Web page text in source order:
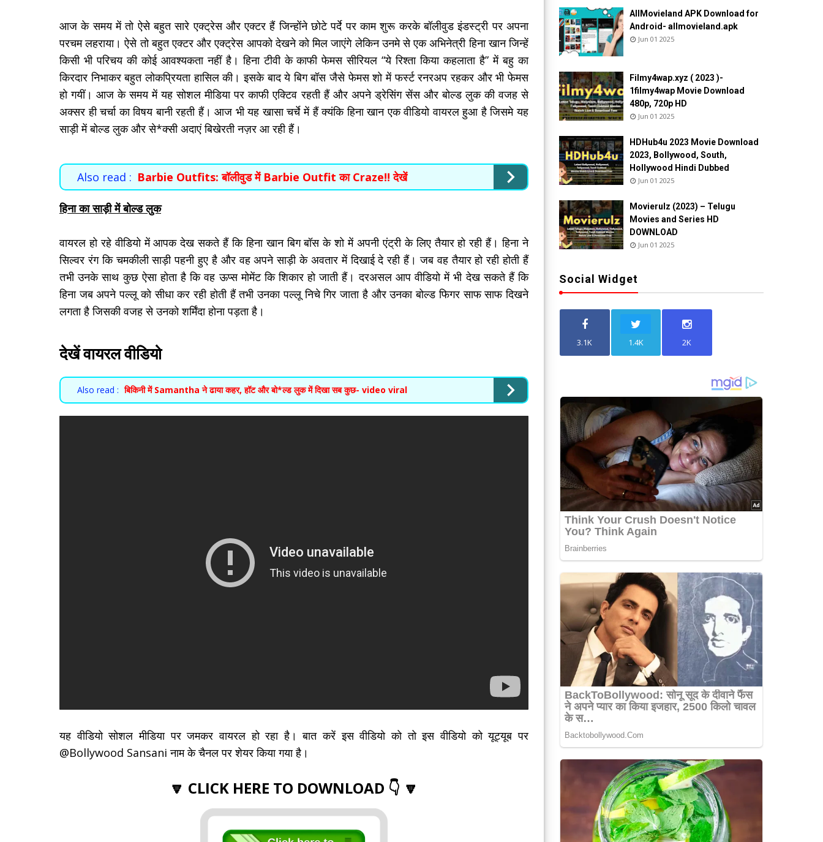
आज के समय में तो ऐसे बहुत सारे एक्ट्रेस और एक्टर हैं जिन्होंने छोटे पर्दे पर काम शुरू करके बॉलीवुड इंडस्ट्री पर अपना
परचम लहराया। ऐसे तो बहुत एक्टर और एक्ट्रेस आपको देखने को मिल जाएंगे लेकिन उनमे से एक अभिनेत्री हिना खान जिन्हें
किसी भी परिचय की कोई आवश्यकता नहीं है। हिना टीवी के काफी फेमस सीरियल “ये रिश्ता किया कहलाता है” में बहु का
किरदार निभाकर बहुत लोकप्रियता हासिल की। इसके बाद ये बिग बॉस जैसे फेमस शो में फर्स्ट रनरअप रहकर और भी फेमस
हो गयीं। आज के समय में यह सोशल मीडिया पर काफी एक्टिव रहती हैं और अपने ड्रेसिंग सेंस और बोल्ड लुक की वजह से
अक्सर ही चर्चा का विषय बानी रहती हैं। आज भी यह खासा चर्चे में हैं क्यंकि हिना खान एक वीडियो वायरल हुआ है जिसमे यह
साड़ी में बोल्ड लुक और से*क्सी अदाएं बिखेरती नज़र आ रही हैं।
Also read : Barbie Outfits: बॉलीवुड में Barbie Outfit का Craze!! देखें
हिना का साड़ी में बोल्ड लुक
वायरल हो रहे वीडियो में आपक देख सकते हैं कि हिना खान बिग बॉस के शो में अपनी एंट्री के लिए तैयार हो रही हैं। हिना ने
सिल्वर रंग कि चमकीली साड़ी पहनी हुए है और वह अपने साड़ी के अवतार में दिखाई दे रही हैं। जब वह तैयार हो रही होती हैं
तभी उनके साथ कुछ ऐसा होता है कि वह ऊप्स मोमेंट कि शिकार हो जाती हैं। दरअसल आप वीडियो में भी देख सकते हैं कि
हिना जब अपने पल्लू को सीधा कर रही होती हैं तभी उनका पल्लू निचे गिर जाता है और उनका बोल्ड फिगर साफ साफ दिखने
लगता है जिसकी वजह से उनको शर्मिंदा होना पड़ता है।
देखें वायरल वीडियो
Also read : बिकिनी में Samantha ने ढाया कहर, हॉट और बो*ल्ड लुक में दिखा सब कुछ- video viral
यह वीडियो सोशल मीडिया पर जमकर वायरल हो रहा है। बात करें इस वीडियो को तो इस वीडियो को यूट्यूब पर
@Bollywood Sansani नाम के चैनल पर शेयर किया गया है।
🔽 CLICK HERE TO DOWNLOAD 👇 🔽
AllMovieland APK Download for
Android- allmovieland.apk
Jun 01 2025
Filmy4wap.xyz ( 2023 )-
1filmy4wap Movie Download
480p, 720p HD
Jun 01 2025
HDHub4u 2023 Movie Download
2023, Bollywood, South,
Hollywood Hindi Dubbed
Jun 01 2025
Movierulz (2023) – Telugu
Movies and Series HD
DOWNLOAD
Jun 01 2025
Social Widget
3.1K 1.4K 2K